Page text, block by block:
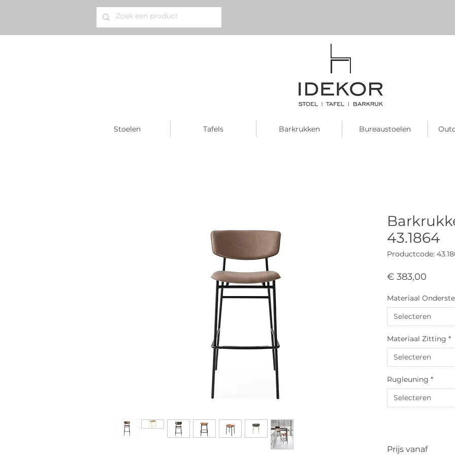
Stoelen Tafels Barkrukken Bureaustoelen
43.1864
Productcode:
€ 383,00
Materiaal
Selecteren
Materiaal Zitting *
Selecteren
Rugleuning *
Selecteren
Prijs vanaf